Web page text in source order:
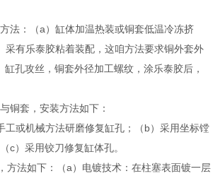
法：（a）缸体加温热装或铜套低温冷冻挤
采有乐泰胶粘着装配，这咱方法要求铜外套外
孔攻丝，铜套外径加工螺纹，涂乐泰胶后，
铜套，安装方法如下：
工或机械方法研磨修复缸孔；（b）采用坐标镗
c）采用铰刀修复缸体孔。
方法如下：（a）电镀技术：在柱塞表面镀一层